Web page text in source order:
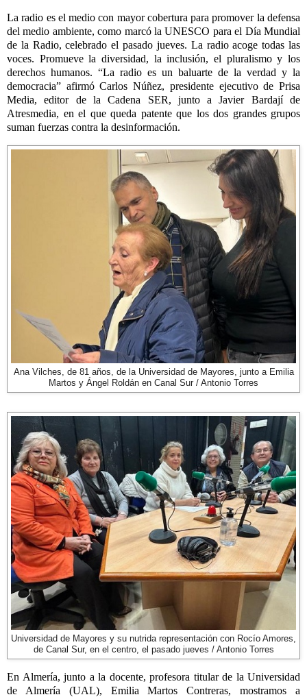
La radio es el medio con mayor cobertura para promover la defensa
del medio ambiente, como marcó la UNESCO para el Día Mundial
de la Radio, celebrado el pasado jueves. La radio acoge todas las
voces. Promueve la diversidad, la inclusión, el pluralismo y los
derechos humanos. “La radio es un baluarte de la verdad y la
democracia” afirmó Carlos Núñez, presidente ejecutivo de Prisa
Media, editor de la Cadena SER, junto a Javier Bardají de
Atresmedia, en el que queda patente que los dos grandes grupos
suman fuerzas contra la desinformación.
Ana Vilches, de 81 años, de la Universidad de Mayores, junto a Emilia
Martos y Ángel Roldán en Canal Sur / Antonio Torres
Universidad de Mayores y su nutrida representación con Rocío Amores,
de Canal Sur, en el centro, el pasado jueves / Antonio Torres
En Almería, junto a la docente, profesora titular de la Universidad
de Almería (UAL), Emilia Martos Contreras, mostramos a